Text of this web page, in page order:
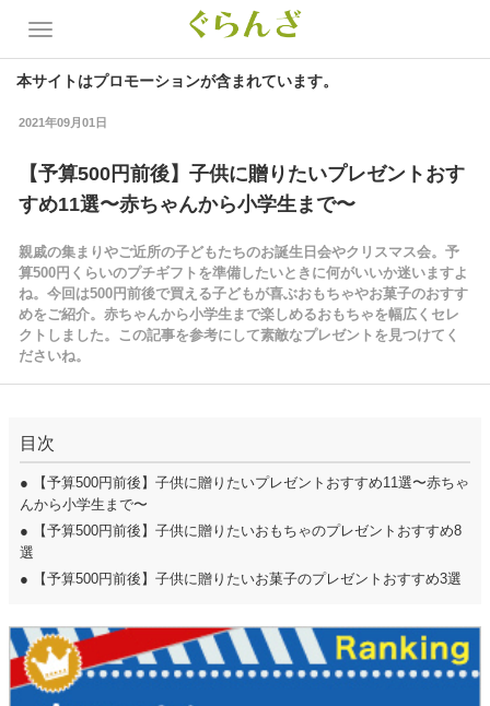
本サイトはプロモーションが含まれています。
2021年09月01日
【予算500円前後】子供に贈りたいプレゼントおす
すめ11選〜赤ちゃんから小学生まで〜
親戚の集まりやご近所の子どもたちのお誕生日会やクリスマス会。予
算500円くらいのプチギフトを準備したいときに何がいいか迷いますよ
ね。今回は500円前後で買える子どもが喜ぶおもちゃやお菓子のおすす
めをご紹介。赤ちゃんから小学生まで楽しめるおもちゃを幅広くセレ
クトしました。この記事を参考にして素敵なプレゼントを見つけてく
ださいね。
目次
● 【予算500円前後】子供に贈りたいプレゼントおすすめ11選〜赤ちゃ
んから小学生まで〜
● 【予算500円前後】子供に贈りたいおもちゃのプレゼントおすすめ8
選
● 【予算500円前後】子供に贈りたいお菓子のプレゼントおすすめ3選